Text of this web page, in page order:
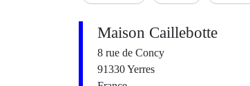
Maison Caillebotte
8 rue de Concy
91330 Yerres